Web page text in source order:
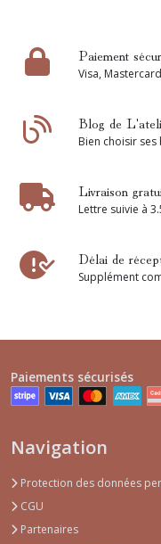
Paiement
Visa,
Blog de
Bien choisir
Livraison
Lettre suivie à
Délai de
Supplément
Paiements sécurisés
Navigation
Protection des données
CGU
Partenaires